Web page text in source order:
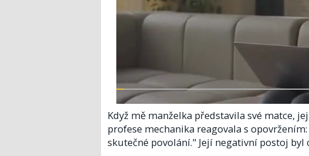
Když mě manželka představila své matce,
profese mechanika reagovala s
skutečné povolání." Její negativní postoj byl